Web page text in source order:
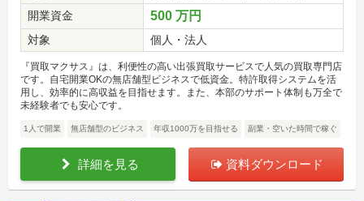
開業資金
500 万円
対象 個人・法人
『買取マクサス』は、利便性の高い出張買取サービスで人気の買取専門店
です。自宅開業OKの無店舗型ビジネスで低資金。特許取得システムを活
用し、効率的に高収益を目指せます。また、本部のサポート体制も万全で
未経験者でも安心です。
1人で開業 無店舗型のビジネス 年収1000万を目指せる 副業・空いた時間で稼ぐ
詳細を見る 資料ダウンロード